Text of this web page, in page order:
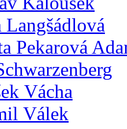
Langšádlová
Pekarová
Vácha
Válek